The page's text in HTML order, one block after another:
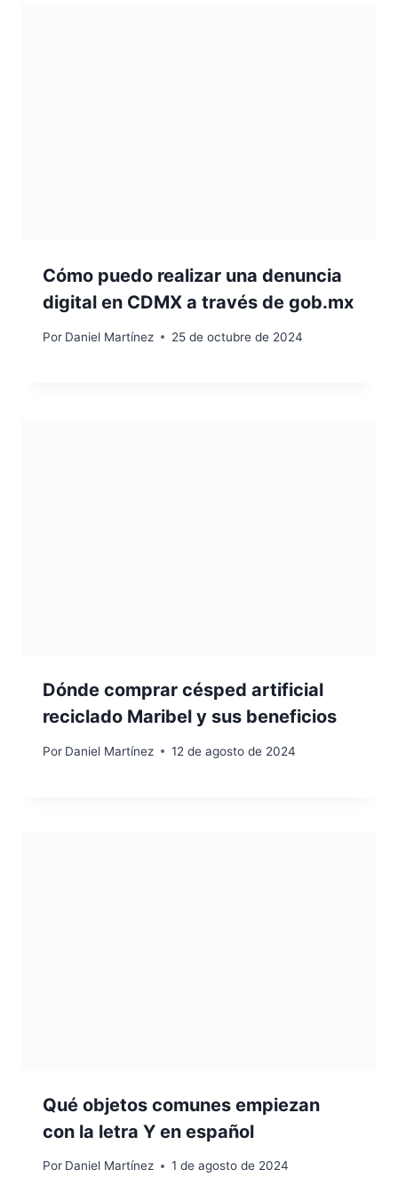
Cómo puedo realizar una denuncia
digital en CDMX a través de gob.mx
Por Daniel Martínez 25 de octubre de 2024
Dónde comprar césped artificial
reciclado Maribel y sus beneficios
Por Daniel Martínez 12 de agosto de 2024
Qué objetos comunes empiezan
con la letra Y en español
Por Daniel Martínez 1 de agosto de 2024